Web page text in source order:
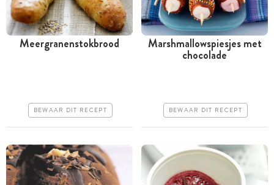
Makkelijk
Meergranenstokbrood
BEWAAR DIT RECEPT
Minder dan 30 minuten
Erg makkelijk
Marshmallowspiesjes met
chocolade
BEWAAR DIT RECEPT